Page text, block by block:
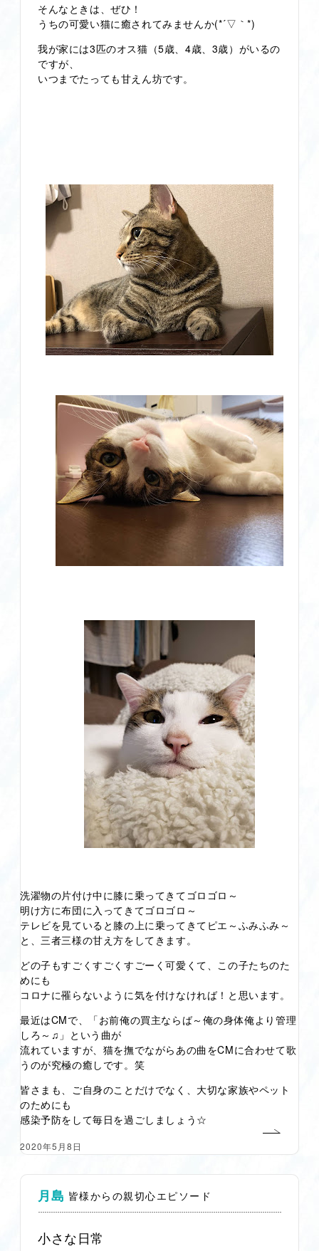
そんなときは、ぜひ！
うちの可愛い猫に癒されてみませんか(*´▽｀*)
我が家には3匹のオス猫（5歳、4歳、3歳）がいるの
ですが、
いつまでたっても甘えん坊です。
洗濯物の片付け中に膝に乗ってきてゴロゴロ～
明け方に布団に入ってきてゴロゴロ～
テレビを見ていると膝の上に乗ってきてピエ～ふみふみ～
と、三者三様の甘え方をしてきます。
どの子もすごくすごくすごーく可愛くて、この子たちのた
めにも
コロナに罹らないように気を付けなければ！と思います。
最近はCMで、「お前俺の買主ならば～俺の身体俺より管理
しろ～♫」という曲が
流れていますが、猫を撫でながらあの曲をCMに合わせて歌
うのが究極の癒しです。笑
皆さまも、ご自身のことだけでなく、大切な家族やペット
のためにも
感染予防をして毎日を過ごしましょう☆
2020年5月8日
月島 皆様からの親切心エピソード
小さな日常